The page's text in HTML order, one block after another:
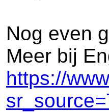
Nog even
Meer bij
https://